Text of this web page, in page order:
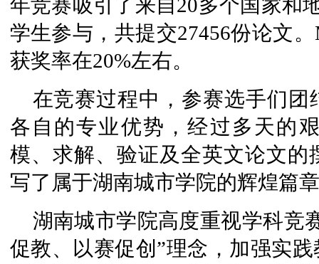
年竞赛吸引了来自20多个国家和
学生参与，共提交27456份论文
获奖率在20%左右。
在竞赛过程中，参赛选手们
各自的专业优势，经过多天的
模、求解、验证及全英文论文
写了属于湖南城市学院的辉煌篇
湖南城市学院高度重视学科竞
促教、以赛促创”理念，加强实